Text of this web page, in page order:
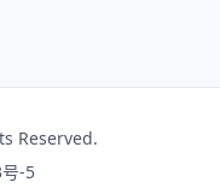
名就要考虑出生时
Reserved.
-5